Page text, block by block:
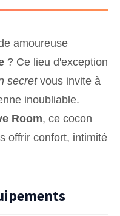
amoureuse
? Ce lieu d'exception
secretvous invite à
inoubliable.
Room, ce cocon
offrir confort, intimité